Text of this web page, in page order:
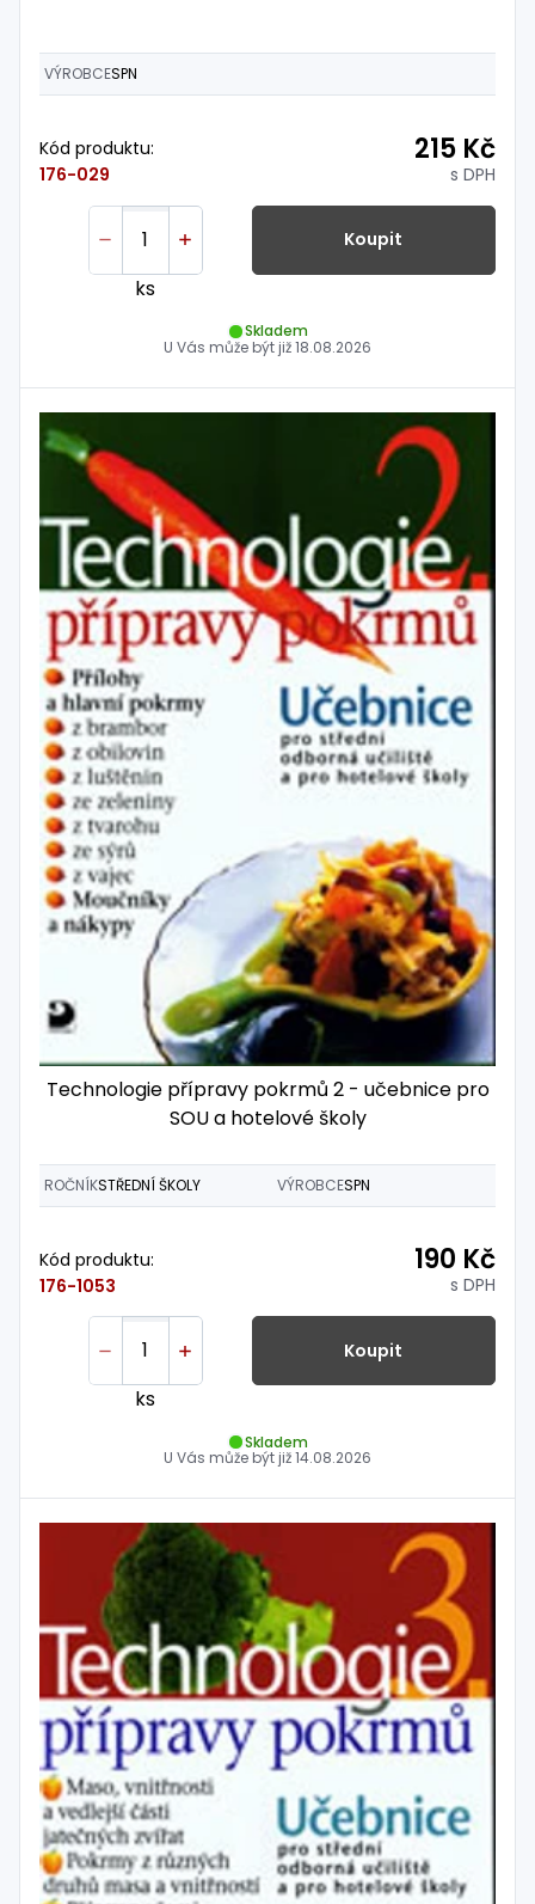
VÝROBCESPN
Kód produktu:
176-029
215 Kč
s DPH
ks
Koupit
Skladem
U Vás může být již18.08.2026
Technologie přípravy pokrmů 2 - učebnice pro
SOU a hotelové školy
ROČNÍKSTŘEDNÍ ŠKOLY VÝROBCESPN
Kód produktu:
176-1053
190 Kč
s DPH
ks
Koupit
Skladem
U Vás může být již14.08.2026